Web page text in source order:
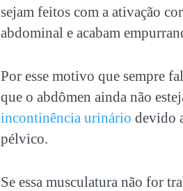
sejam feitos com a ativação
abdominal e acabam
Por esse motivo que sempre
que o abdômen ainda não
incontinência urinário devido
pélvico.
Se essa musculatura não for